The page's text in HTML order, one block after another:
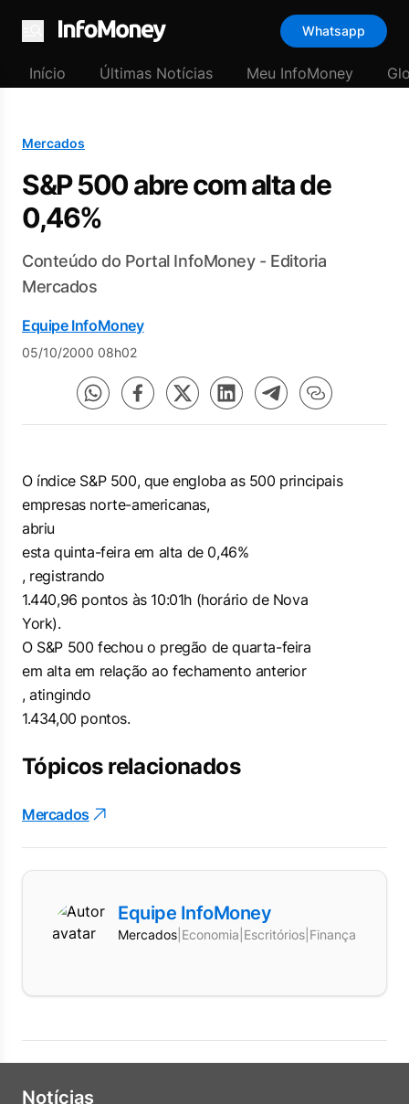
Menu
Whatsapp
Início Últimas Notícias Meu InfoMoney
Mercados
S&P 500 abre com alta de
0,46%
Conteúdo do Portal InfoMoney - Editoria
Mercados
Equipe InfoMoney
05/10/2000 08h02
O índice S&P 500, que engloba as 500 principais
empresas norte-americanas,
abriu
esta quinta-feira em alta de 0,46%
, registrando
1.440,96 pontos às 10:01h (horário de Nova
York).
O S&P 500 fechou o pregão de quarta-feira
em alta em relação ao fechamento anterior
, atingindo
1.434,00 pontos.
Tópicos relacionados
Mercados
Equipe InfoMoney
Mercados Economia Escritórios Finanças
Notícias